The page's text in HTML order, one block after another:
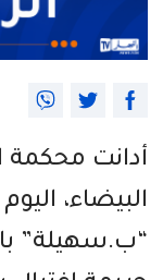
أدانت محكمة
البيضاء،
“ب.سهيلة”